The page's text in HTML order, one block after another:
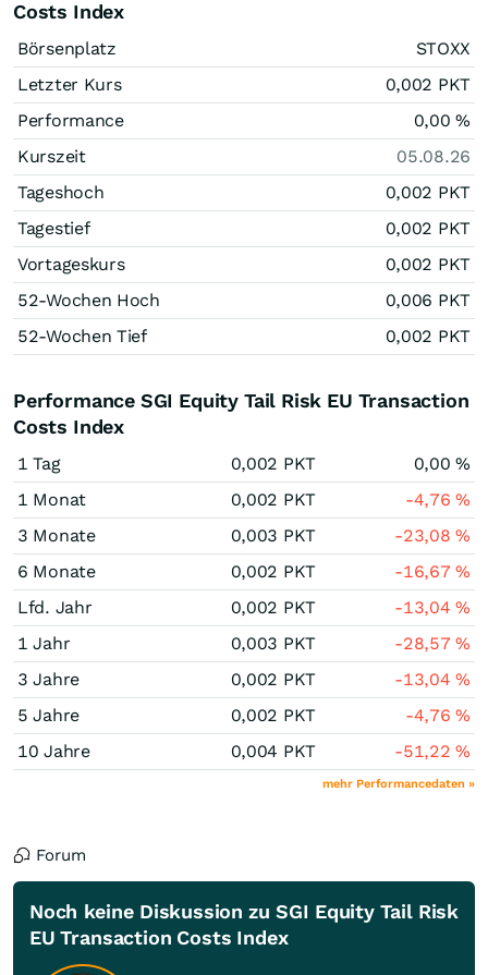
Costs Index
Börsenplatz
STOXX
Letzter Kurs
0,002 PKT
Performance
0,00%
Kurszeit
05.08.26
Tageshoch
0,002 PKT
Tagestief
0,002 PKT
Vortageskurs
0,002 PKT
52-Wochen Hoch
0,006 PKT
52-Wochen Tief
0,002 PKT
Performance SGI Equity Tail Risk EU Transaction
Costs Index
1 Tag 0,002 PKT 0,00%
1 Monat
0,002 PKT -4,76%
3 Monate
0,003 PKT -23,08%
6 Monate
0,002 PKT -16,67%
Lfd. Jahr
0,002 PKT -13,04%
1 Jahr
0,003 PKT -28,57%
3 Jahre
0,002 PKT -13,04%
5 Jahre
0,002 PKT -4,76%
10 Jahre
0,004 PKT -51,22%
mehr Performancedaten »
Forum
Noch keine Diskussion zu SGI Equity Tail Risk
EU Transaction Costs Index